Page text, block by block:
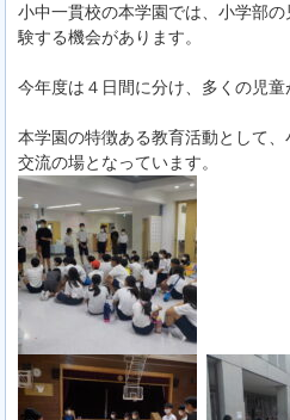
小中一貫校の本学園では、小学部
験する機会があります。
今年度は４日間に分け、多くの児童
本学園の特徴ある教育活動として
交流の場となっています。